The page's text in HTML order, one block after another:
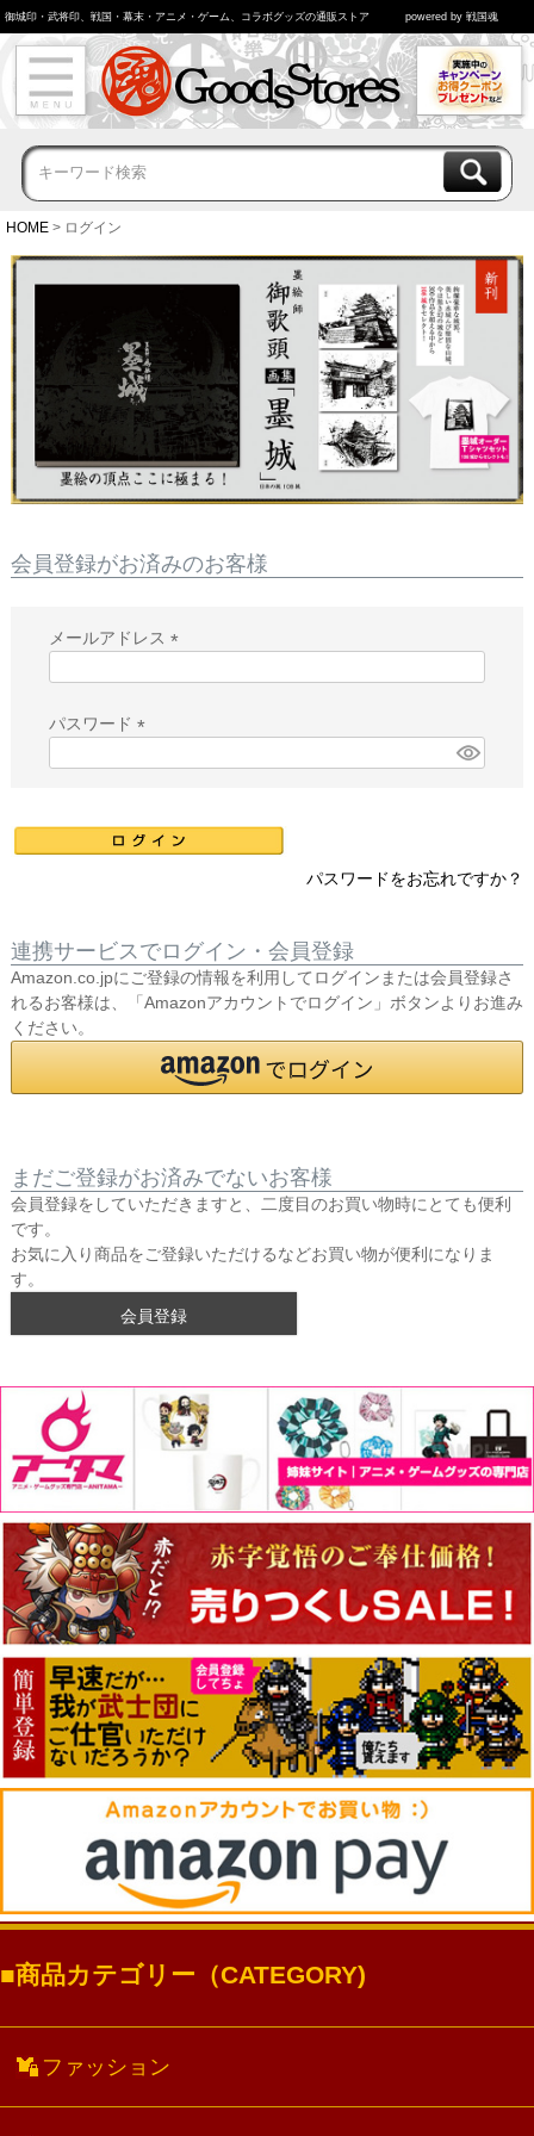
御城印・武将印、戦国・幕末・アニメ・ゲーム、コラボグッズの通販ストア powered by 戦国魂
HOME ログイン
会員登録がお済みのお客様
メールアドレス
)
パスワード
)
パスワードをお忘れですか？
連携サービスでログイン・会員登録
Amazon.co.jpにご登録の情報を利用してログインまたは会員登録さ
れるお客様は、「Amazonアカウントでログイン」ボタンよりお進み
ください。
まだご登録がお済みでないお客様
会員登録をしていただきますと、二度目のお買い物時にとても便利
です。
お気に入り商品をご登録いただけるなどお買い物が便利になりま
す。
会員登録
商品カテゴリー（CATEGORY)
ファッション